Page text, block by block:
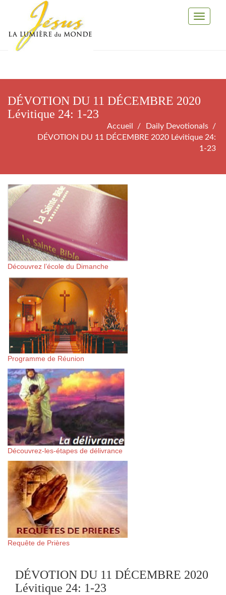
Toggle
DÉVOTION DU 11 DÉCEMBRE 2020
Lévitique 24: 1-23
Accueil
Daily Devotionals
DÉVOTION DU 11 DÉCEMBRE 2020 Lévitique 24:
1-23
Découvrez l’école du Dimanche
Programme de Réunion
Découvrez-les-étapes de délivrance
Requête de Prières
DÉVOTION DU 11 DÉCEMBRE 2020
Lévitique 24: 1-23